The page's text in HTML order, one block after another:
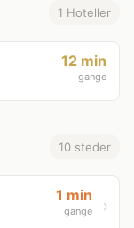
1 Hoteller
12 min
gange
10 steder
1 min
gange